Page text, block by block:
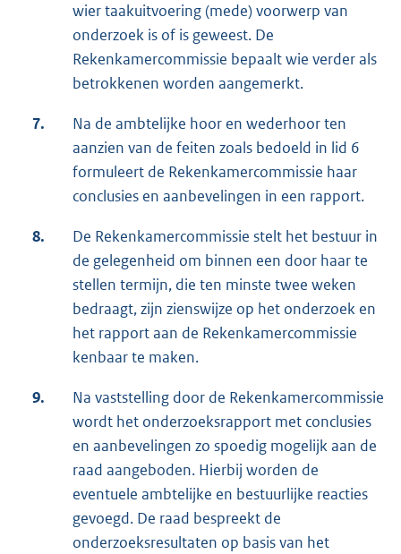
wier taakuitvoering (mede) voorwerp van
onderzoek is of is geweest. De
Rekenkamercommissie bepaalt wie verder als
betrokkenen worden aangemerkt.
7.
Na de ambtelijke hoor en wederhoor ten
aanzien van de feiten zoals bedoeld in lid 6
formuleert de Rekenkamercommissie haar
conclusies en aanbevelingen in een rapport.
8.
De Rekenkamercommissie stelt het bestuur in
de gelegenheid om binnen een door haar te
stellen termijn, die ten minste twee weken
bedraagt, zijn zienswijze op het onderzoek en
het rapport aan de Rekenkamercommissie
kenbaar te maken.
9.
Na vaststelling door de Rekenkamercommissie
wordt het onderzoeksrapport met conclusies
en aanbevelingen zo spoedig mogelijk aan de
raad aangeboden. Hierbij worden de
eventuele ambtelijke en bestuurlijke reacties
gevoegd. De raad bespreekt de
onderzoeksresultaten op basis van het